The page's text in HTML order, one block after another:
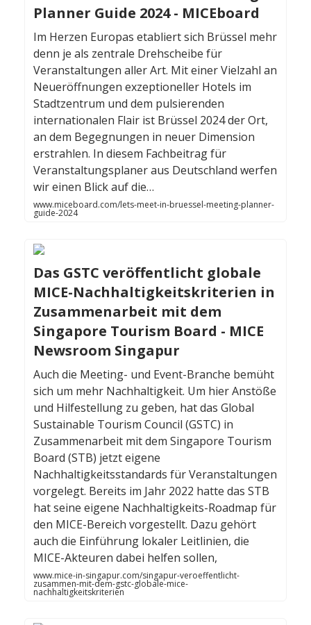
Planner Guide 2024 - MICEboard
Im Herzen Europas etabliert sich Brüssel mehr
denn je als zentrale Drehscheibe für
Veranstaltungen aller Art. Mit einer Vielzahl an
Neueröffnungen exzeptioneller Hotels im
Stadtzentrum und dem pulsierenden
internationalen Flair ist Brüssel 2024 der Ort,
an dem Begegnungen in neuer Dimension
erstrahlen. In diesem Fachbeitrag für
Veranstaltungsplaner aus Deutschland werfen
wir einen Blick auf die…
www.miceboard.com/lets-meet-in-bruessel-meeting-planner-
guide-2024
Das GSTC veröffentlicht globale
MICE-Nachhaltigkeitskriterien in
Zusammenarbeit mit dem
Singapore Tourism Board - MICE
Newsroom Singapur
Auch die Meeting- und Event-Branche bemüht
sich um mehr Nachhaltigkeit. Um hier Anstöße
und Hilfestellung zu geben, hat das Global
Sustainable Tourism Council (GSTC) in
Zusammenarbeit mit dem Singapore Tourism
Board (STB) jetzt eigene
Nachhaltigkeitsstandards für Veranstaltungen
vorgelegt. Bereits im Jahr 2022 hatte das STB
hat seine eigene Nachhaltigkeits-Roadmap für
den MICE-Bereich vorgestellt. Dazu gehört
auch die Einführung lokaler Leitlinien, die
MICE-Akteuren dabei helfen sollen,
www.mice-in-singapur.com/singapur-veroeffentlicht-
zusammen-mit-dem-gstc-globale-mice-
nachhaltigkeitskriterien